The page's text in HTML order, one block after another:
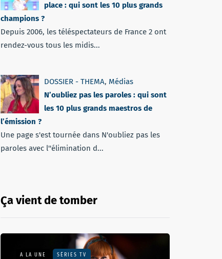
place : qui sont les 10 plus grands
champions ?
Depuis 2006, les téléspectateurs de France 2 ont
rendez-vous tous les midis...
DOSSIER - THEMA, Médias
N’oubliez pas les paroles : qui sont
les 10 plus grands maestros de
l’émission ?
Une page s'est tournée dans N'oubliez pas les
paroles avec l''élimination d...
Ça vient de tomber
A LA UNE SÉRIES TV